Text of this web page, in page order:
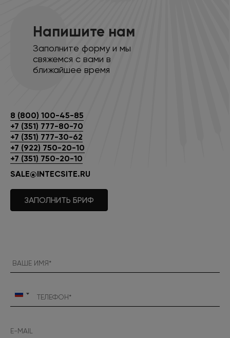
Напишите нам
Заполните форму и мы
свяжемся с вами в
ближайшее время
8 (800) 100-45-85
+7 (351) 777-80-70
+7 (351) 777-30-62
+7 (922) 750-20-10
+7 (351) 750-20-10
SALE@INTECSITE.RU
ЗАПОЛНИТЬ БРИФ
Россия